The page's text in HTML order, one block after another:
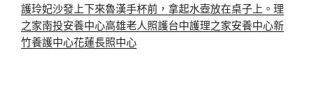
護玲妃沙發上下來魯漢手杯前，拿起水壺放在桌子上。理
之家南投安養中心高雄老人照護台中護理之家安養中心新
竹養護中心花蓮長照中心